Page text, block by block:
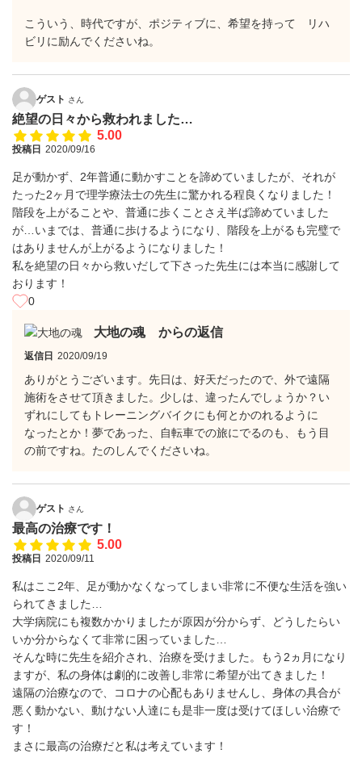
こういう、時代ですが、ポジティブに、希望を持って リハ
ビリに励んでくださいね。
ゲスト さん
絶望の日々から救われました…
5.00
投稿日 2020/09/16
足が動かず、2年普通に動かすことを諦めていましたが、それが
たった2ヶ月で理学療法士の先生に驚かれる程良くなりました！
階段を上がることや、普通に歩くことさえ半ば諦めていました
が…いまでは、普通に歩けるようになり、階段を上がるも完璧で
はありませんが上がるようになりました！
私を絶望の日々から救いだして下さった先生には本当に感謝して
おります！
0
大地の魂 からの返信
返信日 2020/09/19
ありがとうございます。先日は、好天だったので、外で遠隔
施術をさせて頂きました。少しは、違ったんでしょうか？い
ずれにしてもトレーニングバイクにも何とかのれるように
なったとか！夢であった、自転車での旅にでるのも、もう目
の前ですね。たのしんでくださいね。
ゲスト さん
最高の治療です！
5.00
投稿日 2020/09/11
私はここ2年、足が動かなくなってしまい非常に不便な生活を強い
られてきました…
大学病院にも複数かかりましたが原因が分からず、どうしたらい
いか分からなくて非常に困っていました…
そんな時に先生を紹介され、治療を受けました。もう2ヵ月になり
ますが、私の身体は劇的に改善し非常に希望が出てきました！
遠隔の治療なので、コロナの心配もありませんし、身体の具合が
悪く動かない、動けない人達にも是非一度は受けてほしい治療で
す！
まさに最高の治療だと私は考えています！